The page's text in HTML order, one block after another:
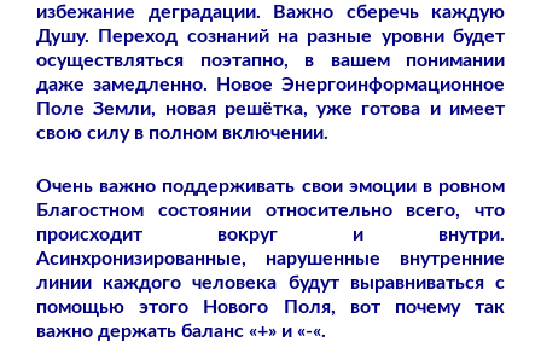
избежание деградации. Важно сберечь каждую
Душу. Переход сознаний на разные уровни будет
осуществляться поэтапно, в вашем понимании
даже замедленно. Новое Энергоинформационное
Поле Земли, новая решётка, уже готова и имеет
свою силу в полном включении.
Очень важно поддерживать свои эмоции в ровном
Благостном состоянии относительно всего, что
происходит вокруг и внутри.
Асинхронизированные, нарушенные внутренние
линии каждого человека будут выравниваться с
помощью этого Нового Поля, вот почему так
важно держать баланс «+» и «-«.